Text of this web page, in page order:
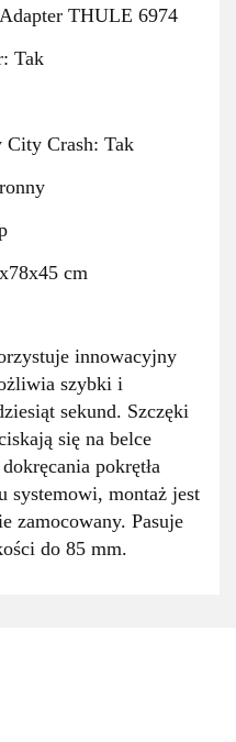
THULE 6974
Tak
City Crash: Tak
cm
innowacyjny
szybki i
sekund. Szczęki
się na belce
pokrętła
systemowi, montaż jest
zamocowany. Pasuje
do 85 mm.